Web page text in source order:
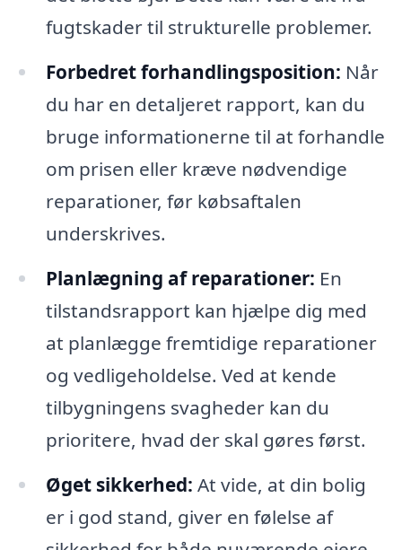
fugtskader til strukturelle problemer.
Forbedret forhandlingsposition: Når
du har en detaljeret rapport, kan du
bruge informationerne til at forhandle
om prisen eller kræve nødvendige
reparationer, før købsaftalen
underskrives.
Planlægning af reparationer: En
tilstandsrapport kan hjælpe dig med
at planlægge fremtidige reparationer
og vedligeholdelse. Ved at kende
tilbygningens svagheder kan du
prioritere, hvad der skal gøres først.
Øget sikkerhed: At vide, at din bolig
er i god stand, giver en følelse af